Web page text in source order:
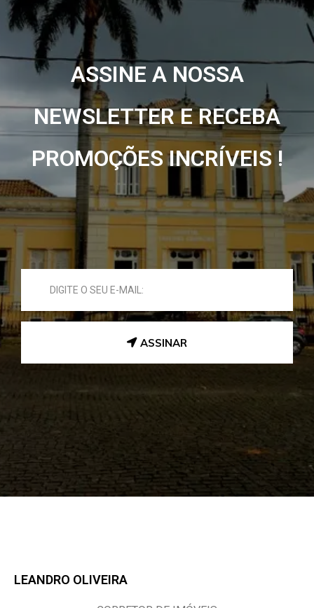
ASSINE A NOSSA
NEWSLETTER E RECEBA
PROMOÇÕES INCRÍVEIS !
ASSINAR
LEANDRO OLIVEIRA